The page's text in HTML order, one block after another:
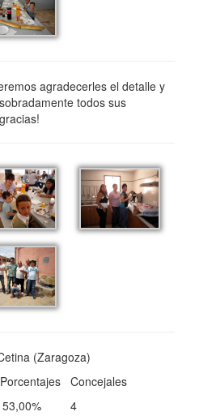
agradecerles el detalle y
todos sus
(Zaragoza)
Concejales
4